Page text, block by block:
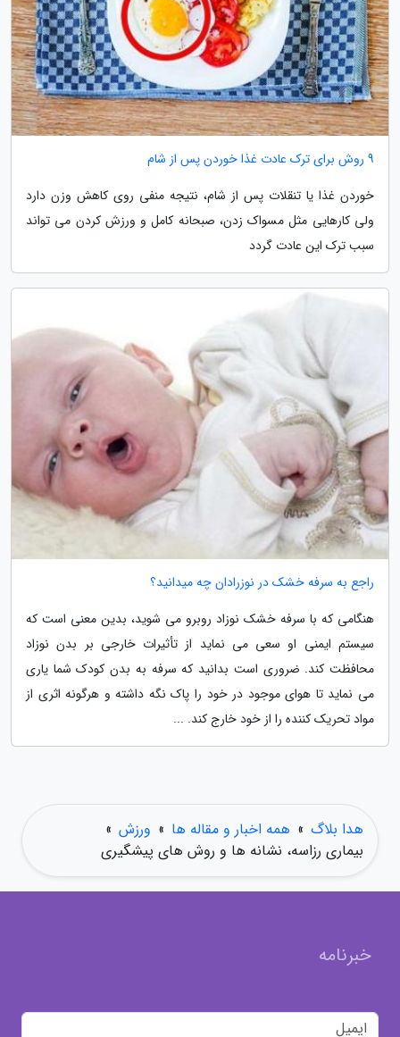
9 روش برای ترک عادت غذا خوردن پس از شام
خوردن غذا یا تنقلات پس از شام، نتیجه منفی روی کاهش وزن دارد
ولی کارهایی مثل مسواک زدن، صبحانه کامل و ورزش کردن می تواند
سبب ترک این عادت گردد
راجع به سرفه خشک در نوزرادان چه میدانید؟
هنگامی که با سرفه خشک نوزاد روبرو می شوید، بدین معنی است که
سیستم ایمنی او سعی می نماید از تأثیرات خارجی بر بدن نوزاد
محافظت کند. ضروری است بدانید که سرفه به بدن کودک شما یاری
می نماید تا هوای موجود در خود را پاک نگه داشته و هرگونه اثری از
مواد تحریک کننده را از خود خارج کند. ...
هدا بلاگ » همه اخبار و مقاله ها » ورزش »
بیماری رزاسه، نشانه ها و روش های پیشگیری
خبرنامه